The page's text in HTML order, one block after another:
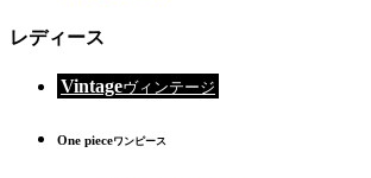
レディース
Vintageヴィンテージ
One pieceワンピース